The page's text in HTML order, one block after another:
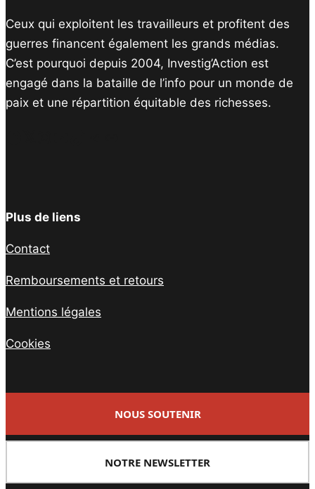
Ceux qui exploitent les travailleurs et profitent des
guerres financent également les grands médias.
C’est pourquoi depuis 2004, Investig’Action est
engagé dans la bataille de l’info pour un monde de
paix et une répartition équitable des richesses.
Plus de liens
Contact
Remboursements et retours
Mentions légales
Cookies
NOUS SOUTENIR
NOTRE NEWSLETTER